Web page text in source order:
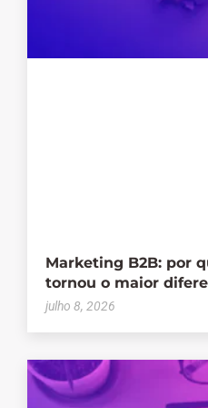
Marketing B2B: por
tornou o maior
julho 8, 2026